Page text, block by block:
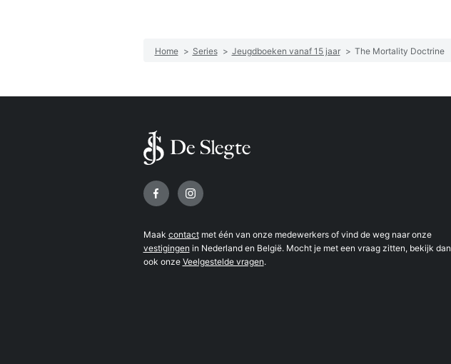
Home > Series > Jeugdboeken vanaf 15 jaar > The Mortality Doctrine
Volg ons op
Maak contactmet één van onze medewerkers of vind de weg naar onze
vestigingen in Nederland en België. Mocht je met een vraag zitten, bekijk dan
ook onze Veelgestelde vragen.